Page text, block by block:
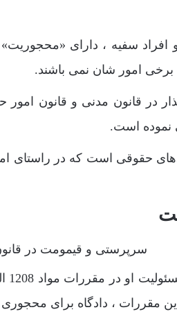
سفیه ، دارای
برخی امور شان نمی باشند.
در قانون مدنی و قانون
نموده است.
حقوقی است که در راستای
مقررات ، دادگاه برای